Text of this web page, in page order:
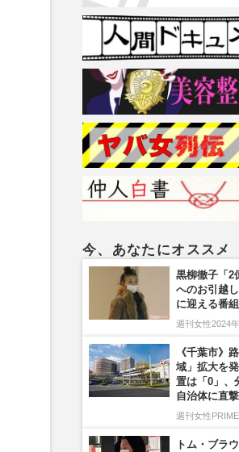
今、あなたにオススメ
黒柳徹子「2
へのお引越
に迎える番
週刊女性2024
《千葉市》
域」拡大を
置は「0」、
自治体に直撃
週刊女性PRIME
トム・ブラ